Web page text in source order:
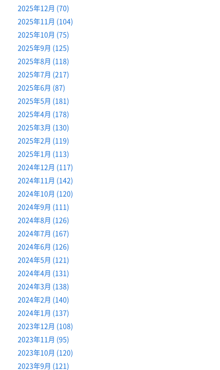
2025年12月 (70)
2025年11月 (104)
2025年10月 (75)
2025年9月 (125)
2025年8月 (118)
2025年7月 (217)
2025年6月 (87)
2025年5月 (181)
2025年4月 (178)
2025年3月 (130)
2025年2月 (119)
2025年1月 (113)
2024年12月 (117)
2024年11月 (142)
2024年10月 (120)
2024年9月 (111)
2024年8月 (126)
2024年7月 (167)
2024年6月 (126)
2024年5月 (121)
2024年4月 (131)
2024年3月 (138)
2024年2月 (140)
2024年1月 (137)
2023年12月 (108)
2023年11月 (95)
2023年10月 (120)
2023年9月 (121)